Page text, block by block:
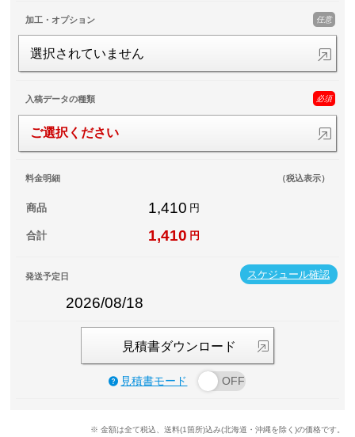
加工・オプション 任意
選択されていません
入稿データの種類 必須
ご選択ください
料金明細 （税込表示）
商品 1,410 円
合計 1,410 円
スケジュール確認
発送予定日
2026/08/18
見積書ダウンロード
見積書モード
※ 金額は全て税込、送料(1箇所)込み(北海道・沖縄を除く)の価格です。